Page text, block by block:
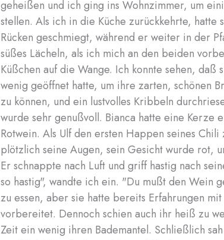
geheißen und ich ging ins Wohnzimmer, um
stellen. Als ich in die Küche zurückkehrte, hatte
Rücken geschmiegt, während er weiter in der
süßes Lächeln, als ich mich an den beiden
Küßchen auf die Wange. Ich konnte sehen, daß
wenig geöffnet hatte, um ihre zarten, schönen
zu können, und ein lustvolles Kribbeln
wurde sehr genußvoll. Bianca hatte eine Kerze
Rotwein. Als Ulf den ersten Happen seines
plötzlich seine Augen, sein Gesicht wurde rot,
Er schnappte nach Luft und griff hastig nach
so hastig", wandte ich ein. "Du mußt den Wein
zu essen, aber sie hatte bereits Erfahrungen
vorbereitet. Dennoch schien auch ihr heiß zu
Zeit ein wenig ihren Bademantel. Schließlich